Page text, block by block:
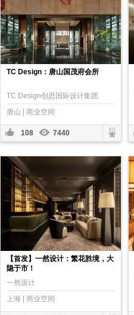
TC Design：唐山国茂府会所
TC Design创思国际设计集团
唐山 | 商业空间
108 7440
【首发】一然设计：繁花胜境，大
隐于市！
一然设计
上海 | 商业空间